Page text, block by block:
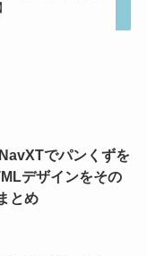
でパンくずを
デザインをその
とめ